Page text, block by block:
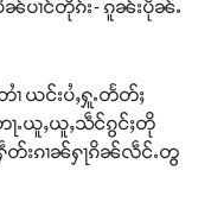
ပဵၼ်ပၢင်တိုၵ်း- ၵူၼ်းပိုၼ်ႉ
ယင်းပႆႇႁူႉတႅတ်ႈ
ႉယူႇယူႇသဵင်ၵွင်ႈတို
ႁဵတ်းၵၢၼ်ႁႃၵိၼ်လဵင်ႉတွ